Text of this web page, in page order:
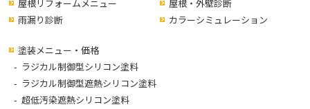
屋根リフォームメニュー
雨漏り診断
屋根・外壁診断
カラーシミュレーション
塗装メニュー・価格
ラジカル制御型シリコン塗料
ラジカル制御型遮熱シリコン塗料
超低汚染遮熱シリコン塗料